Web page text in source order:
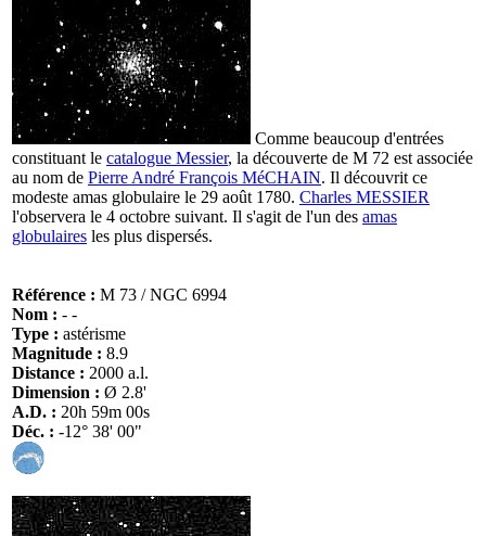
Comme beaucoup d'entrées
constituant le catalogue Messier, la découverte de M 72 est associée
au nom de Pierre André François MéCHAIN. Il découvrit ce
modeste amas globulaire le 29 août 1780. Charles MESSIER
l'observera le 4 octobre suivant. Il s'agit de l'un des amas
globulaires les plus dispersés.
Référence : M 73 / NGC 6994
Nom : - -
Type : astérisme
Magnitude : 8.9
Distance : 2000 a.l.
Dimension : Ø 2.8'
A.D. : 20h 59m 00s
Déc. : -12° 38' 00"